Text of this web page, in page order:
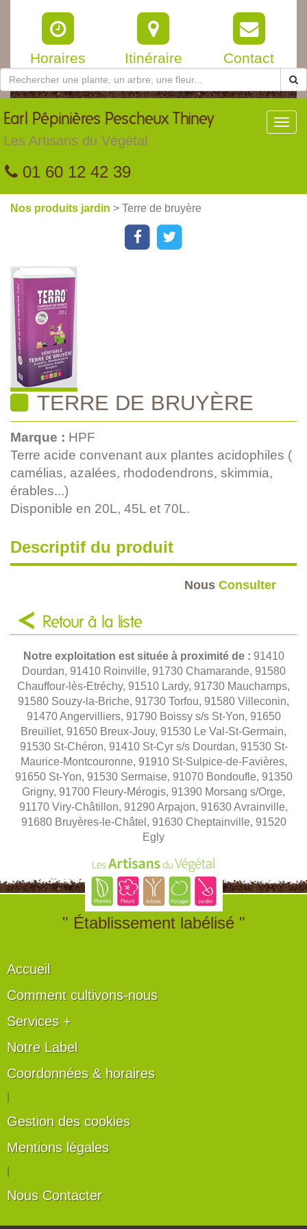
Horaires Itinéraire Contact
Earl Pépinières Pescheux Thiney
Les Artisans du Végétal
01 60 12 42 39
Nos produits jardin > Terre de bruyère
TERRE DE BRUYÈRE
Marque : HPF
Terre acide convenant aux plantes acidophiles (
camélias, azalées, rhododendrons, skimmia,
érables...)
Disponible en 20L, 45L et 70L.
Descriptif du produit
Nous Consulter
Retour à la liste
Notre exploitation est située à proximité de : 91410
Dourdan, 91410 Roinville, 91730 Chamarande, 91580
Chauffour-lès-Etréchy, 91510 Lardy, 91730 Mauchamps,
91580 Souzy-la-Briche, 91730 Torfou, 91580 Villeconin,
91470 Angervilliers, 91790 Boissy s/s St-Yon, 91650
Breuillet, 91650 Breux-Jouy, 91530 Le Val-St-Germain,
91530 St-Chéron, 91410 St-Cyr s/s Dourdan, 91530 St-
Maurice-Montcouronne, 91910 St-Sulpice-de-Favières,
91650 St-Yon, 91530 Sermaise, 91070 Bondoufle, 91350
Grigny, 91700 Fleury-Mérogis, 91390 Morsang s/Orge,
91170 Viry-Châtillon, 91290 Arpajon, 91630 Avrainville,
91680 Bruyères-le-Châtel, 91630 Cheptainville, 91520
Egly
" Établissement labélisé "
Accueil
Comment cultivons-nous
Services +
Notre Label
Coordonnées & horaires
Gestion des cookies
Mentions légales
Nous Contacter